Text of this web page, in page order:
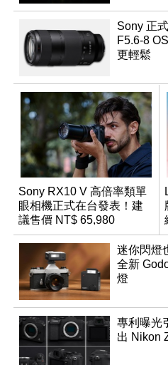
Sony 正
F5.6-8
更輕鬆
Sony RX10 V 高倍率類單
眼相機正式在台發表！建
議售價 NT$ 65,980
迷你閃燈
全新
燈
專利曝光
出 Nikon